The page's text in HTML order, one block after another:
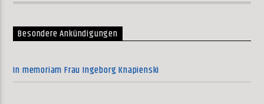
Besondere Ankündigungen
In memoriam Frau Ingeborg Knapienski